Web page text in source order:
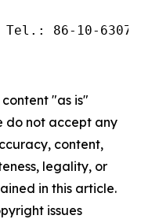
Tel.: 86-10-
"as is"
do not accept any
content,
legality, or
in this article.
issues